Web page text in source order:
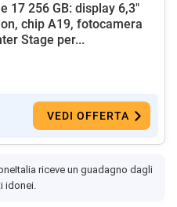
17 256 GB: display 6,3"
chip A19, fotocamera
Stage per...
VEDI OFFERTA
riceve un guadagno dagli
idonei.